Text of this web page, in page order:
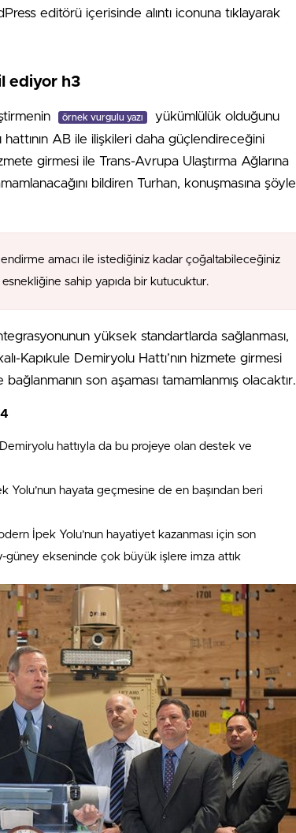
editörü içerisinde alıntı iconuna tıklayarak
ediyor h3
örnek vurgulu yazı
yükümlülük olduğunu
AB ile ilişkileri daha güçlendireceğini
girmesi ile Trans-Avrupa Ulaştırma Ağlarına
bildiren Turhan, konuşmasına şöyle
amacı ile istediğiniz kadar çoğaltabileceğiniz
esnekliğine sahip yapıda bir kutucuktur.
yüksek standartlarda sağlanması,
Kapıkule Demiryolu Hattı’nın hizmete girmesi
son aşaması tamamlanmış olacaktır.
hattıyla da bu projeye olan destek ve
Yolu’nun hayata geçmesine de en başından beri
İpek Yolu’nun hayatiyet kazanması için son
ekseninde çok büyük işlere imza attık